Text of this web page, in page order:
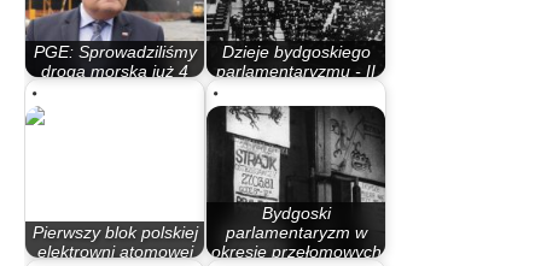
PGE: Sprowadziliśmy
drogą morską już 4
Dzieje bydgoskiego
parlamentaryzmu - II
Pierwszy blok polskiej
elektrowni atomowej
Bydgoski
parlamentaryzm w
okresie przełomowych